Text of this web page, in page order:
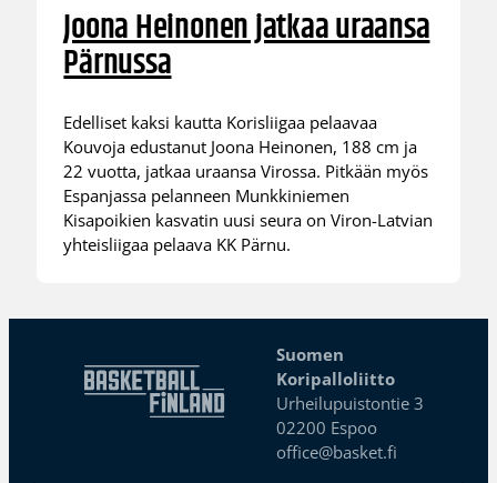
Joona Heinonen jatkaa uraansa
Pärnussa
Edelliset kaksi kautta Korisliigaa pelaavaa
Kouvoja edustanut Joona Heinonen, 188 cm ja
22 vuotta, jatkaa uraansa Virossa. Pitkään myös
Espanjassa pelanneen Munkkiniemen
Kisapoikien kasvatin uusi seura on Viron-Latvian
yhteisliigaa pelaava KK Pärnu.
Suomen
Koripalloliitto
Urheilupuistontie 3
02200 Espoo
office@basket.fi